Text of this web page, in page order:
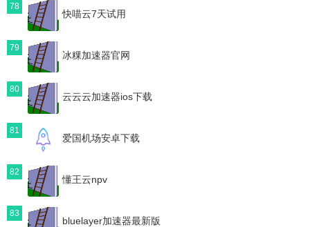
78
快喵云7天试用
79
冰粿加速器官网
80
云云云加速器ios下载
81
爱国机场安卓下载
82
懂王云npv
83
bluelayer加速器最新版